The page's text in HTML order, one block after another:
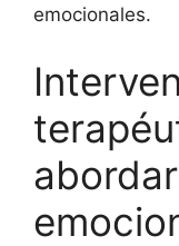
emocionales.